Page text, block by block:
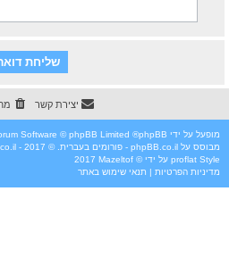
יצירת קשר
מופעל על ידי phpBB
® Forum Software © phpBB Limited
מבוסס על phpBB.co.il - פורומים בעברית
. © 2017 - phpBB.co.il.
Style
proflat על ידי © Mazeltof
מדיניות הפרטיות | תנאי שימוש באתר